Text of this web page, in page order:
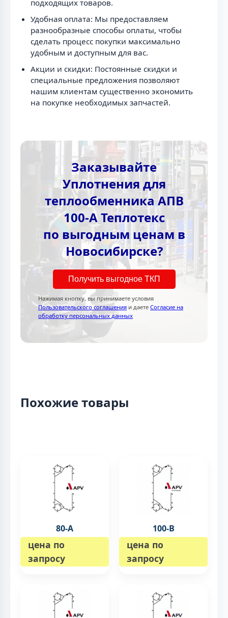
подходящих товаров.
Удобная оплата: Мы предоставляем
разнообразные способы оплаты, чтобы
сделать процесс покупки максимально
удобным и доступным для вас.
Акции и скидки: Постоянные скидки и
специальные предложения позволяют
нашим клиентам существенно экономить
на покупке необходимых запчастей.
Заказывайте
Уплотнения для
теплообменника АПВ
100-А Теплотекc
по выгодным ценам в
Новосибирске?
Получить выгодное ТКП
Нажимая кнопку, вы принимаете условия
Пользовательского соглашения и даете Согласие на
обработку персональных данных
Похожие товары
80-A
цена по
запросу
100-B
цена по
запросу